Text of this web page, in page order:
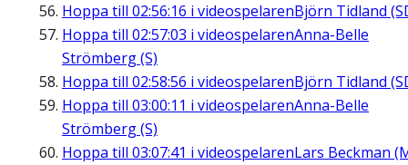
Hoppa till 02:56:16 i videospelarenBjörn Tidland
Hoppa till 02:57:03 i videospelarenAnna-Belle
Strömberg (S)
Hoppa till 02:58:56 i videospelarenBjörn Tidland
Hoppa till 03:00:11 i videospelarenAnna-Belle
Strömberg (S)
Hoppa till 03:07:41 i videospelarenLars Beckman